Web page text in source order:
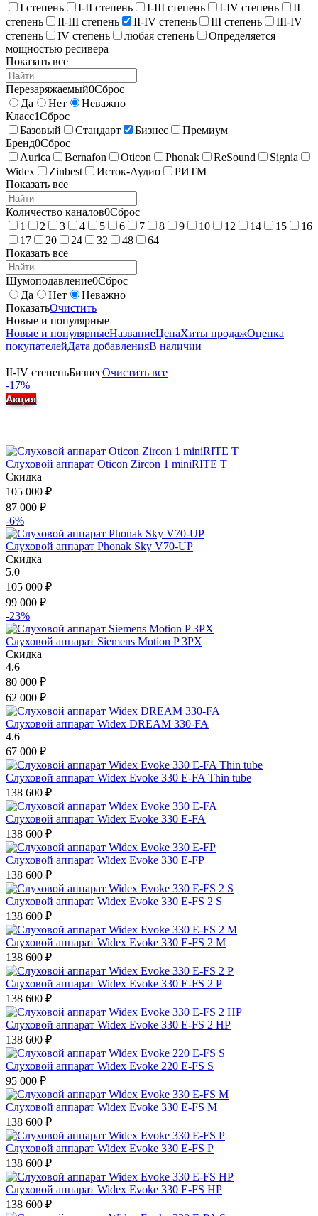
I степень
I-II степень I-III степень I-IV степень
II
степень
II-III степень II-IV степень III степень
III-IV
степень
IV степень любая степень
Определяется
мощностью ресивера
Показать все
Перезаряжаемый0Сброс
Да
Нет
Неважно
Класс1Сброс
Базовый
Стандарт Бизнес
Премиум
Бренд0Сброс
Aurica
Bernafon Oticon Phonak ReSound
Signia
Widex
Zinbest Исток-Аудио
РИТМ
Показать все
Количество каналов0Сброс
1
2 3 4 5 6 7 8 9 10 12 14 15
16
17
20 24 32 48
64
Показать все
Шумоподавление0Сброс
Да
Нет
Неважно
ПоказатьОчистить
Новые и популярные
Новые и популярныеНазваниеЦенаХиты продажОценка
покупателейДата добавленияВ наличии
II-IV степеньБизнесОчистить все
-17%
Акция
Слуховой аппарат Oticon Zircon 1 miniRITE T
Скидка
105 000 ₽
87 000 ₽
-6%
Слуховой аппарат Phonak Sky V70-UP
Скидка
5.0
105 000 ₽
99 000 ₽
-23%
Слуховой аппарат Siemens Motion P 3PX
Скидка
4.6
80 000 ₽
62 000 ₽
Слуховой аппарат Widex DREAM 330-FA
4.6
67 000 ₽
Слуховой аппарат Widex Evoke 330 E-FA Thin tube
138 600 ₽
Слуховой аппарат Widex Evoke 330 E-FA
138 600 ₽
Слуховой аппарат Widex Evoke 330 E-FP
138 600 ₽
Слуховой аппарат Widex Evoke 330 E-FS 2 S
138 600 ₽
Слуховой аппарат Widex Evoke 330 E-FS 2 M
138 600 ₽
Слуховой аппарат Widex Evoke 330 E-FS 2 P
138 600 ₽
Слуховой аппарат Widex Evoke 330 E-FS 2 HP
138 600 ₽
Слуховой аппарат Widex Evoke 220 E-FS S
95 000 ₽
Слуховой аппарат Widex Evoke 330 E-FS M
138 600 ₽
Слуховой аппарат Widex Evoke 330 E-FS P
138 600 ₽
Слуховой аппарат Widex Evoke 330 E-FS HP
138 600 ₽